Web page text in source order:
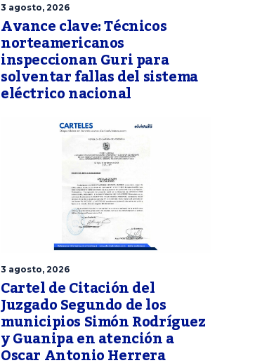
3 agosto, 2026
Avance clave: Técnicos
norteamericanos
inspeccionan Guri para
solventar fallas del sistema
eléctrico nacional
3 agosto, 2026
Cartel de Citación del
Juzgado Segundo de los
municipios Simón Rodríguez
y Guanipa en atención a
Oscar Antonio Herrera